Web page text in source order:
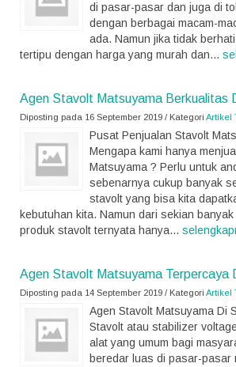
di pasar-pasar dan juga di
dengan berbagai macam-
ada. Namun jika tidak
tertipu dengan harga yang murah dan...
Agen Stavolt Matsuyama Berkualitas
Diposting pada 16 September 2019 / Kategori Artikel
Pusat Penjualan Stavolt
Mengapa kami hanya
Matsuyama ? Perlu untuk
sebenarnya cukup banyak
stavolt yang bisa kita
kebutuhan kita. Namun dari sekian
produk stavolt ternyata hanya...
Agen Stavolt Matsuyama Terpercaya
Diposting pada 14 September 2019 / Kategori Artikel
Agen Stavolt Matsuyama Di
Stavolt atau stabilizer
alat yang umum bagi
beredar luas di pasar-pasar